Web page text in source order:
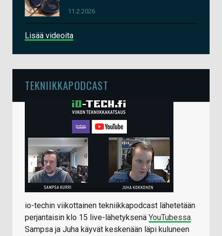
11.2.2026
Lisää videoita
TEKNIIKKAPODCAST
io-techin viikottainen tekniikkapodcast lähetetään
perjantaisin klo 15 live-lähetyksenä YouTubessa.
Sampsa ja Juha käyvät keskenään läpi kuluneen